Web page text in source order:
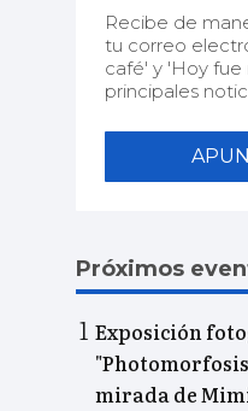
Recibe de
tu correo
café' y 'Hoy fue
principales
Próximos
Exposición
mirada de